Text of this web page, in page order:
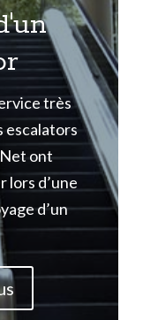
très
escalators
Net ont
lors d’une
d’un